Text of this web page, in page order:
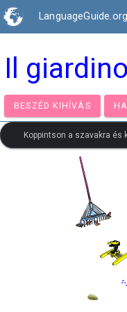
LanguageGuide.org
Il giardino
BESZÉD KIHÍVÁS
Koppintson a szavakra